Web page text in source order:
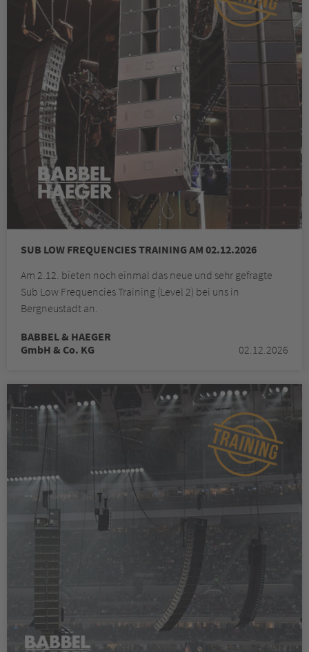
SUB LOW FREQUENCIES TRAINING AM 02.12.2026
Am 2.12. bieten noch einmal das neue und sehr gefragte
Sub Low Frequencies Training (Level 2) bei uns in
Bergneustadt an.
BABBEL & HAEGER
GmbH & Co. KG
02.12.2026